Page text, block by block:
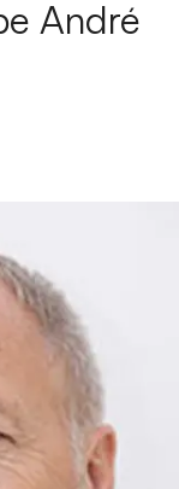
André